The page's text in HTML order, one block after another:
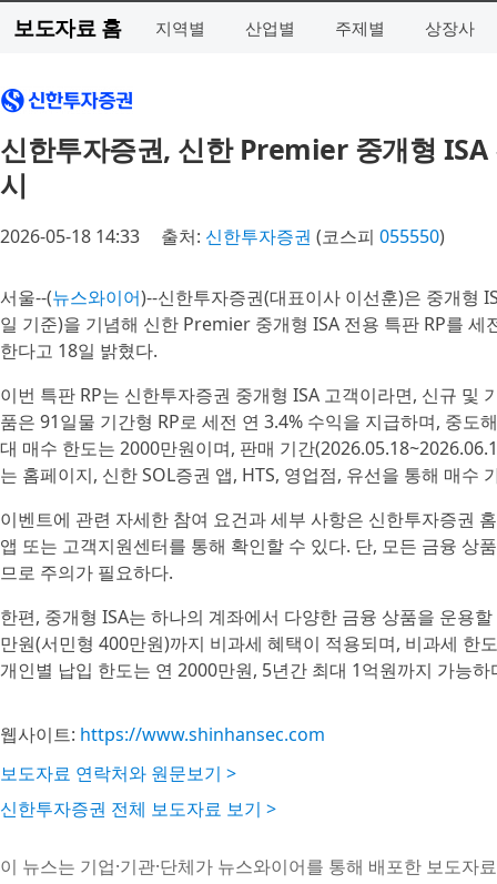
보도자료 홈 지역별 산업별 주제별 상장사
신한투자증권, 신한 Premier 중개형 ISA
시
2026-05-18 14:33 출처: 신한투자증권 (코스피 055550)
서울--(뉴스와이어)--신한투자증권(대표이사 이선훈)은 중개형
일 기준)을 기념해 신한 Premier 중개형 ISA 전용 특판 RP를
한다고 18일 밝혔다.
이번 특판 RP는 신한투자증권 중개형 ISA 고객이라면, 신규 및
품은 91일물 기간형 RP로 세전 연 3.4% 수익을 지급하며, 중도
대 매수 한도는 2000만원이며, 판매 기간
는 홈페이지, 신한 SOL증권 앱, HTS, 영업점, 유선을 통해 매수
이벤트에 관련 자세한 참여 요건과 세부 사항은 신한투자증권
앱 또는 고객지원센터를 통해 확인할 수 있다. 단, 모든 금융 상
므로 주의가 필요하다.
한편, 중개형 ISA는 하나의 계좌에서 다양한 금융 상품을 운용
만원(서민형 400만원)까지 비과세 혜택이 적용되며, 비과세 한
개인별 납입 한도는 연 2000만원, 5년간 최대 1억원까지 가능하
웹사이트: https://www.shinhansec.com
보도자료 연락처와 원문보기 >
신한투자증권 전체 보도자료 보기 >
이 뉴스는 기업·기관·단체가 뉴스와이어를 통해 배포한 보도자